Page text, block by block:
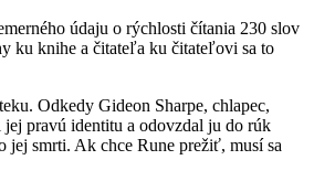
údaju o rýchlosti čítania 230 slov
ku knihe a čitateľa ku čitateľovi sa to
Odkedy Gideon Sharpe, chlapec,
pravú identitu a odovzdal ju do rúk
jej smrti. Ak chce Rune prežiť, musí sa